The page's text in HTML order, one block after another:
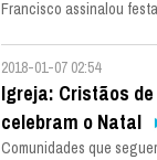
Francisco assinalou
2018-01-07 02:54
Igreja: Cristãos
celebram o Natal
Comunidades que